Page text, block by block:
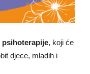
psihoterapije, koji će
djece, mladih i